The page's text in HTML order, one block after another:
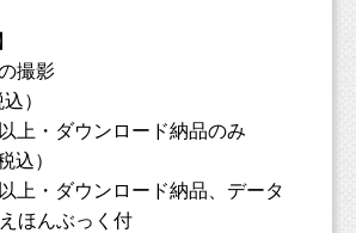
撮影
）
上・ダウンロード納品のみ
込）
上・ダウンロード納品、データ
ほんぶっく付